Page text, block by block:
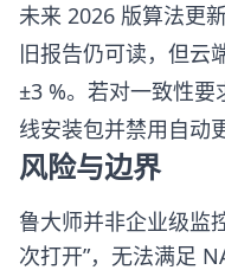
未来 2026 版算法更
旧报告仍可读，但云
±3 %。若对一致性
线安装包并禁用自动
风险与边界
鲁大师并非企业级监
次打开”，无法满足